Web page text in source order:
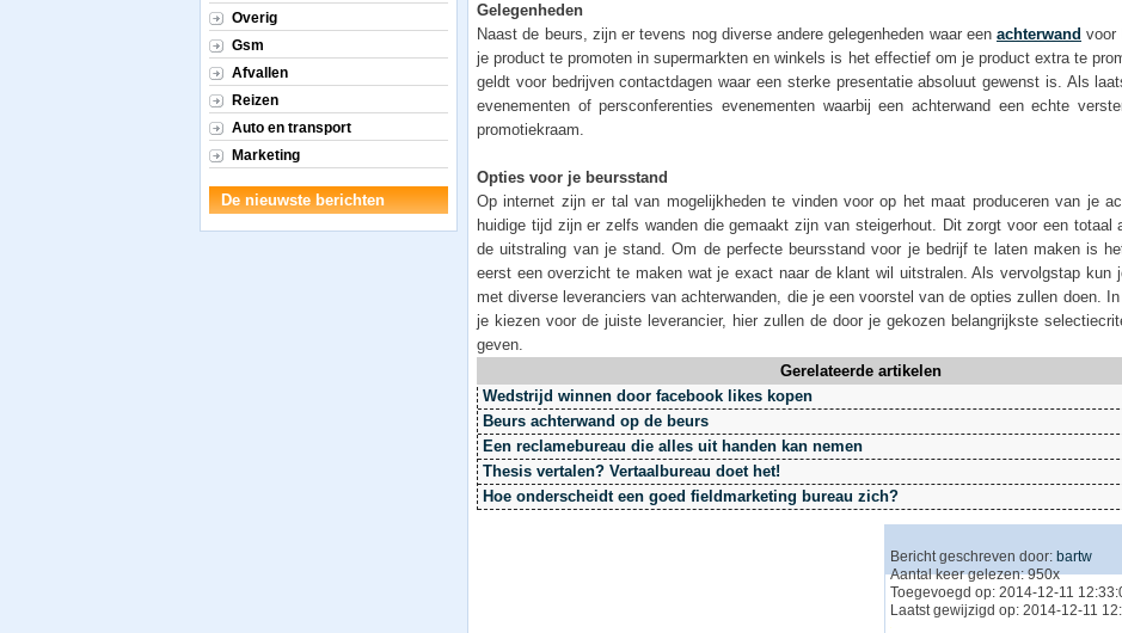
Gelegenheden
Naast de beurs, zijn er tevens nog diverse andere gelegenheden waar een achterwand voor
je product te promoten in supermarkten en winkels is het effectief om je product extra te
geldt voor bedrijven contactdagen waar een sterke presentatie absoluut gewenst is. Als
evenementen of persconferenties evenementen waarbij een achterwand een echte
promotiekraam.
Opties voor je beursstand
Op internet zijn er tal van mogelijkheden te vinden voor op het maat produceren van je
huidige tijd zijn er zelfs wanden die gemaakt zijn van steigerhout. Dit zorgt voor een totaal
de uitstraling van je stand. Om de perfecte beursstand voor je bedrijf te laten maken is
eerst een overzicht te maken wat je exact naar de klant wil uitstralen. Als vervolgstap kun
met diverse leveranciers van achterwanden, die je een voorstel van de opties zullen doen.
je kiezen voor de juiste leverancier, hier zullen de door je gekozen belangrijkste
geven.
Gerelateerde artikelen
Wedstrijd winnen door facebook likes kopen
Beurs achterwand op de beurs
Een reclamebureau die alles uit handen kan nemen
Thesis vertalen? Vertaalbureau doet het!
Hoe onderscheidt een goed fieldmarketing bureau zich?
Bericht geschreven door: bartw
Aantal keer gelezen: 950x
Toegevoegd op: 2014-12-11
Laatst gewijzigd op: 2014-12-11
Overig
Gsm
Afvallen
Reizen
Auto en transport
Marketing
De nieuwste berichten